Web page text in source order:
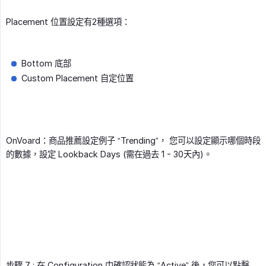
Placement 位置設定有2種選項：
Bottom 底部
Custom Placement 自定位置
OnVoard：商品推薦設定例子 “Trending”， 您可以設定顯示哪個時段
的數據，設定 Lookback Days (需在過去 1 - 30天內)。